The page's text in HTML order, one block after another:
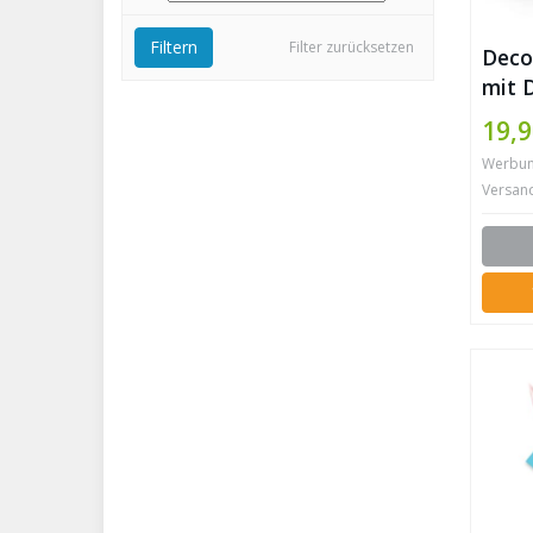
mit
Filter zurücksetzen
Filtern